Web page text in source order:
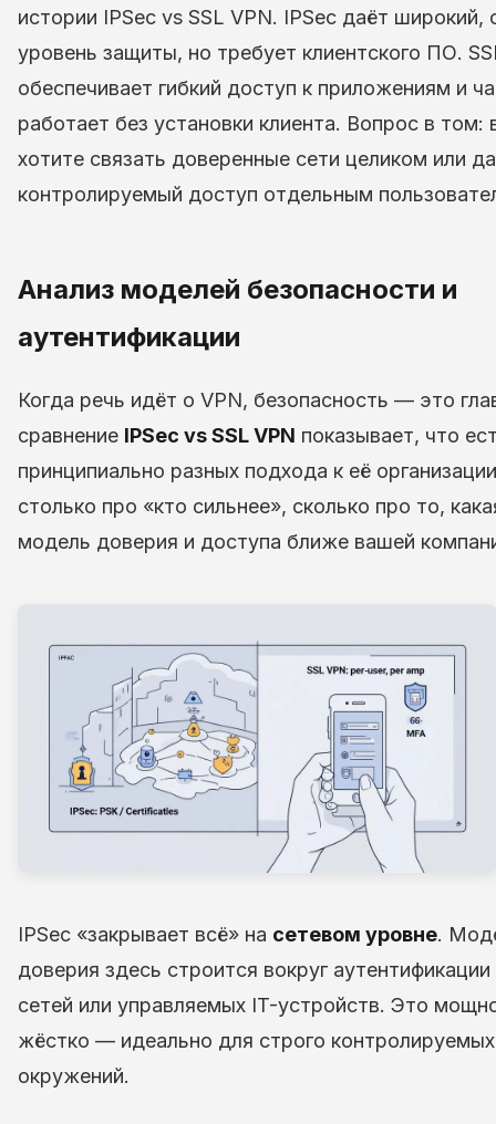
истории IPSec vs SSL VPN. IPSec даёт широкий,
уровень защиты, но требует клиентского ПО.
обеспечивает гибкий доступ к приложениям и
работает без установки клиента. Вопрос в том:
хотите связать доверенные сети целиком или
контролируемый доступ отдельным
Анализ моделей безопасности и
аутентификации
Когда речь идёт о VPN, безопасность — это
сравнение IPSec vs SSL VPN показывает, что
принципиально разных подхода к её
столько про «кто сильнее», сколько про то,
модель доверия и доступа ближе вашей
IPSec «закрывает всё» на сетевом уровне.
доверия здесь строится вокруг
сетей или управляемых IT-устройств. Это
жёстко — идеально для строго контролируемых
окружений.